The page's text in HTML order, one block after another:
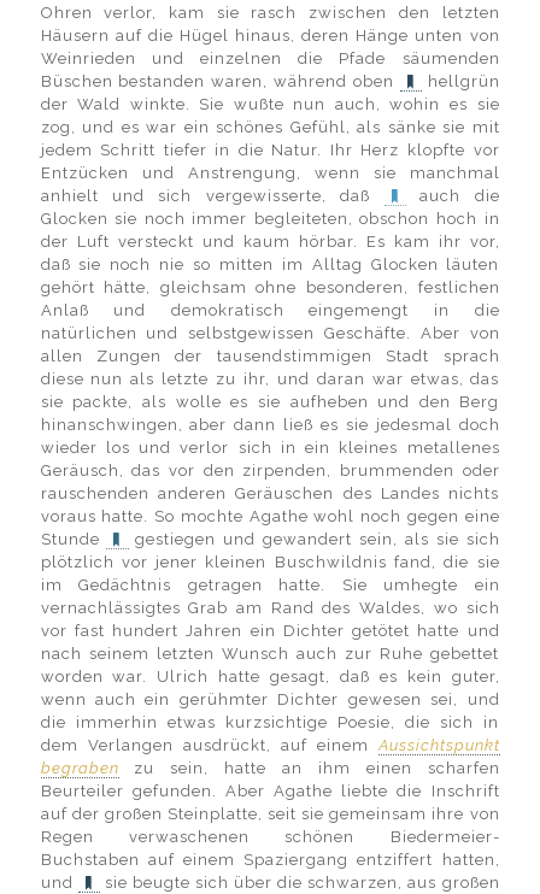
Ohren verlor, kam sie rasch zwischen den letzten
Häusern auf die Hügel hinaus, deren Hänge unten von
Weinrieden und einzelnen die Pfade säumenden
Büschen bestanden waren, während oben
hellgrün
der Wald winkte. Sie wußte nun auch, wohin es sie
zog, und es war ein schönes Gefühl, als sänke sie mit
jedem Schritt tiefer in die Natur. Ihr Herz klopfte vor
Entzücken und Anstrengung, wenn sie manchmal
anhielt und sich vergewisserte, daß
auch die
Glocken sie noch immer begleiteten, obschon hoch in
der Luft versteckt und kaum hörbar. Es kam ihr vor,
daß sie noch nie so mitten im Alltag Glocken läuten
gehört hätte, gleichsam ohne besonderen, festlichen
Anlaß und demokratisch eingemengt in die
natürlichen und selbstgewissen Geschäfte. Aber von
allen Zungen der tausendstimmigen Stadt sprach
diese nun als letzte zu ihr, und daran war etwas, das
sie packte, als wolle es sie aufheben und den Berg
hinanschwingen, aber dann ließ es sie jedesmal doch
wieder los und verlor sich in ein kleines metallenes
Geräusch, das vor den zirpenden, brummenden oder
rauschenden anderen Geräuschen des Landes nichts
voraus hatte. So mochte Agathe wohl noch gegen eine
Stunde
gestiegen und gewandert sein, als sie sich
plötzlich vor jener kleinen Buschwildnis fand, die sie
im Gedächtnis getragen hatte. Sie umhegte ein
vernachlässigtes Grab am Rand des Waldes, wo sich
vor fast hundert Jahren ein Dichter getötet hatte und
nach seinem letzten Wunsch auch zur Ruhe gebettet
worden war. Ulrich hatte gesagt, daß es kein guter,
wenn auch ein gerühmter Dichter gewesen sei, und
die immerhin etwas kurzsichtige Poesie, die sich in
dem Verlangen ausdrückt, auf einemAussichtspunkt
begraben zu sein, hatte an ihm einen scharfen
Beurteiler gefunden. Aber Agathe liebte die Inschrift
auf der großen Steinplatte, seit sie gemeinsam ihre von
Regen verwaschenen schönen Biedermeier-
Buchstaben auf einem Spaziergang entziffert hatten,
und
sie beugte sich über die schwarzen, aus großen